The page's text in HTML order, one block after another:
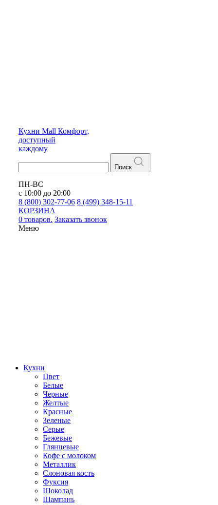
Кухни Mall Комфорт,
доступный
каждому
Поиск
ПН-ВС
с 10:00 до 20:00
8 (800) 302-77-06 8 (499) 348-15-11
КОРЗИНА
0 товаров. Заказать звонок
Меню
Кухни
Цвет
Белые
Черные
Желтые
Красные
Зеленые
Серые
Бежевые
Глянцевые
Кофе с молоком
Металлик
Слоновая кость
Фуксия
Шоколад
Шампань